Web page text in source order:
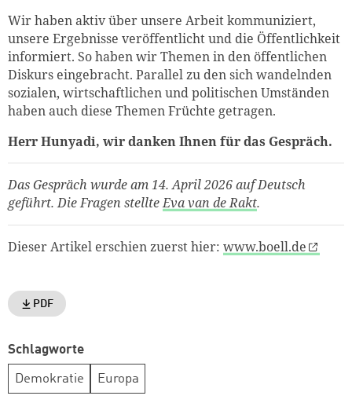
Wir haben aktiv über unsere Arbeit kommuniziert,
unsere Ergebnisse veröffentlicht und die Öffentlichkeit
informiert. So haben wir Themen in den öffentlichen
Diskurs eingebracht. Parallel zu den sich wandelnden
sozialen, wirtschaftlichen und politischen Umständen
haben auch diese Themen Früchte getragen.
Herr Hunyadi, wir danken Ihnen für das Gespräch.
Das Gespräch wurde am 14. April 2026 auf Deutsch
geführt. Die Fragen stellteEva van de Rakt.
Dieser Artikel erschien zuerst hier: www.boell.de
PDF
Schlagworte
Demokratie Europa